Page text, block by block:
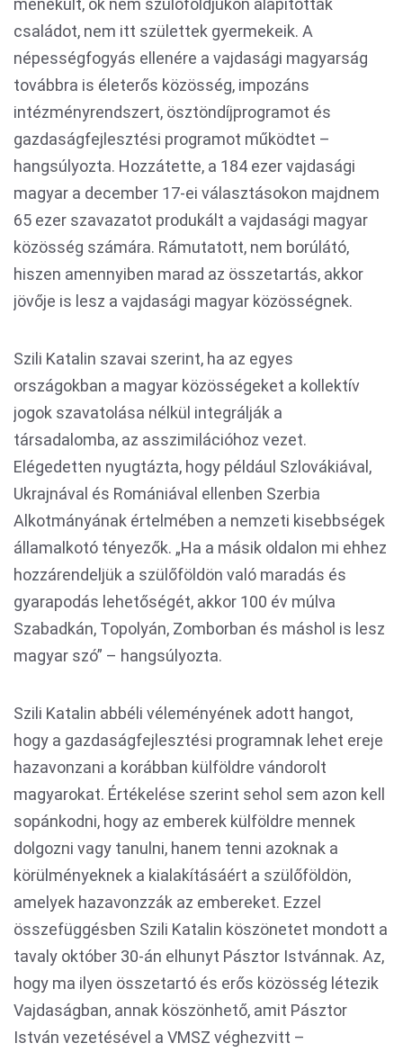
menekült, ők nem szülőföldjükön alapítottak
családot, nem itt születtek gyermekeik. A
népességfogyás ellenére a vajdasági magyarság
továbbra is életerős közösség, impozáns
intézményrendszert, ösztöndíjprogramot és
gazdaságfejlesztési programot működtet –
hangsúlyozta. Hozzátette, a 184 ezer vajdasági
magyar a december 17-ei választásokon majdnem
65 ezer szavazatot produkált a vajdasági magyar
közösség számára. Rámutatott, nem borúlátó,
hiszen amennyiben marad az összetartás, akkor
jövője is lesz a vajdasági magyar közösségnek.
Szili Katalin szavai szerint, ha az egyes
országokban a magyar közösségeket a kollektív
jogok szavatolása nélkül integrálják a
társadalomba, az asszimilációhoz vezet.
Elégedetten nyugtázta, hogy például Szlovákiával,
Ukrajnával és Romániával ellenben Szerbia
Alkotmányának értelmében a nemzeti kisebbségek
államalkotó tényezők. „Ha a másik oldalon mi ehhez
hozzárendeljük a szülőföldön való maradás és
gyarapodás lehetőségét, akkor 100 év múlva
Szabadkán, Topolyán, Zomborban és máshol is lesz
magyar szó” – hangsúlyozta.
Szili Katalin abbéli véleményének adott hangot,
hogy a gazdaságfejlesztési programnak lehet ereje
hazavonzani a korábban külföldre vándorolt
magyarokat. Értékelése szerint sehol sem azon kell
sopánkodni, hogy az emberek külföldre mennek
dolgozni vagy tanulni, hanem tenni azoknak a
körülményeknek a kialakításáért a szülőföldön,
amelyek hazavonzzák az embereket. Ezzel
összefüggésben Szili Katalin köszönetet mondott a
tavaly október 30-án elhunyt Pásztor Istvánnak. Az,
hogy ma ilyen összetartó és erős közösség létezik
Vajdaságban, annak köszönhető, amit Pásztor
István vezetésével a VMSZ véghezvitt –